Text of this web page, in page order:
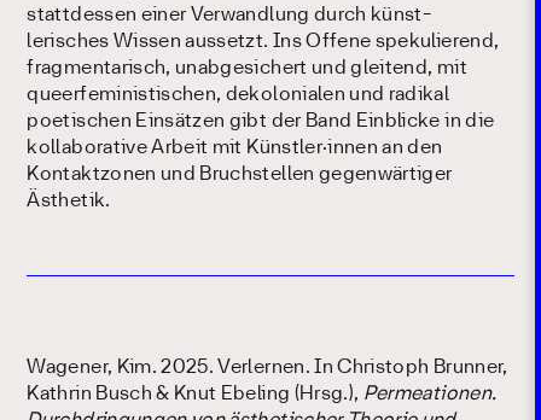
stattdessen einer Verwandlung durch künst-
lerisches Wissen aussetzt. Ins Offene spekulierend,
fragmentarisch, unabgesichert und gleitend, mit
queerfeministischen, dekolonialen und radikal
poetischen Einsätzen gibt der Band Einblicke in die
kollaborative Arbeit mit Künstler·innen an den
Kontaktzonen und Bruchstellen gegenwärtiger
Ästhetik.
Wagener, Kim. 2025. Verlernen. In Christoph Brunner,
Kathrin Busch & Knut Ebeling (Hrsg.), Permeationen.